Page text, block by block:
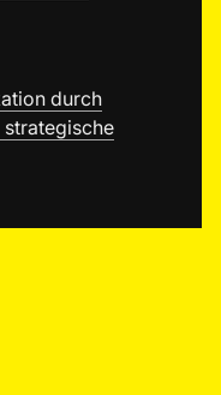
durch